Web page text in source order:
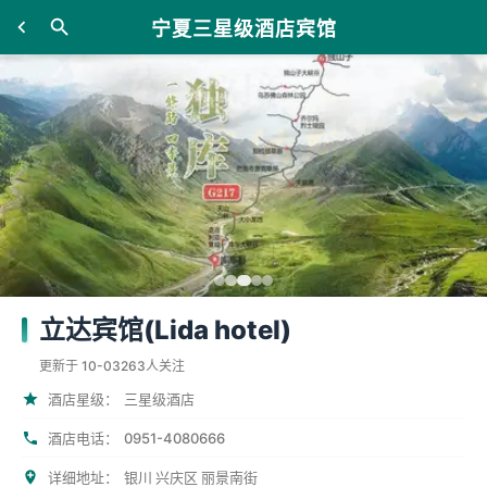
宁夏三星级酒店宾馆
立达宾馆(Lida hotel)
更新于 10-03263人关注
酒店星级： 三星级酒店
酒店电话： 0951-4080666
详细地址： 银川 兴庆区 丽景南街